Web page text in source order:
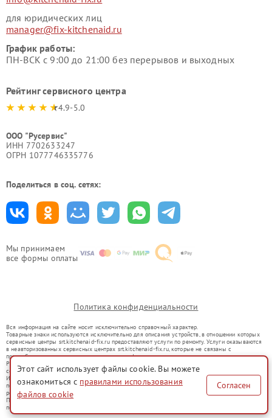
Мы принимаем
все формы оплаты
для юридических лиц
manager@fix-kitchenaid.ru
График работы:
ПН-ВСК с 9:00 до 21:00 без перерывов и выходных
Рейтинг сервисного центра
4.9-5.0
ООО "Русервис"
ИНН 7702633247
ОГРН 1077746335776
Поделиться в соц. сетях:
Политика конфиденциальности
Вся информация на сайте носит исключительно справочный характер.
Товарные знаки используются исключительно для описания устройств, в отношении которых
сервисные центры srt.kitchenaid-fix.ru предоставляют услуги по ремонту. Услуги оказываются
в неавторизованных сервисных центрах srt.kitchenaid-fix.ru, которые не связаны с
правообладателями товарных знаков или их официальными представителями.
Ремонт осуществляется для устройств, уже введенных в гражданский оборот в соответствии
со статьей 1487 ГК РФ.
Использование товарных знаков не преследует цели индивидуализации услуг или введения
потребителей в заблуждение, а служит для информирования о предоставляемых услугах по
ремонту техники указанных брендов.
Представленная на сайте информация не является публичной офертой, определяемой
положениями Статьи 437(2) Гражданского кодекса РФ
Этот сайт использует файлы cookie. Вы можете
ознакомиться с правилами использования
файлов cookie
Согласен